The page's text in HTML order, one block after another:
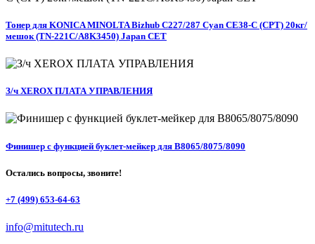
Тонер для KONICA MINOLTA Bizhub C227/287 Cyan CE38-C (CPT) 20кг/
мешок (TN-221C/A8K3450) Japan CET
З/ч XEROX ПЛАТА УПРАВЛЕНИЯ
Финишер с функцией буклет-мейкер для B8065/8075/8090
Остались вопросы, звоните!
+7 (499) 653-64-63
info@mitutech.ru